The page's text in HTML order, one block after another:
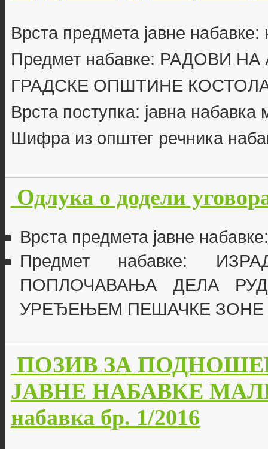
Врста предмета јавне
Предмет набавке: РАДОВИ
ГРАДСКЕ ОПШТИНЕ
Врста поступка: јавна набавка
Шифра из општег речника
Одлука о додели
Врста предмета јавне
Предмет набавке:
ПОПЛОЧАВАЊА ДЕЛА
УРЕЂЕЊЕМ ПЕШАЧКЕ ЗОНЕ
ПОЗИВ ЗА
ЈАВНЕ НАБАВКЕ
набавка бр. 1/2016